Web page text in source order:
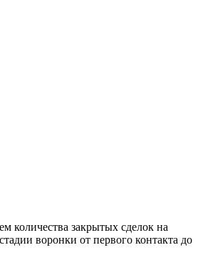
количества закрытых сделок на
воронки от первого контакта до